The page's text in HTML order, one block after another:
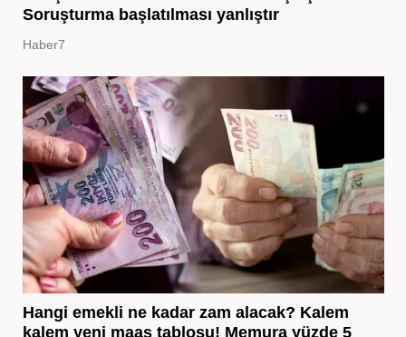
Soruşturma başlatılması yanlıştır
Haber7
Hangi emekli ne kadar zam alacak? Kalem
kalem yeni maaş tablosu! Memura yüzde 5